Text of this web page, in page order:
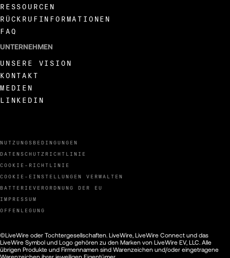
NUTZUNGSBEDINGUNGEN
DATENSCHUTZRICHTLINIE
COOKIE-RICHTLINIE
COOKIE-EINSTELLUNGEN VERWALTEN
BATTERIEVERORDNUNG DER EU
IMPRESSUM
OFFENLEGUNG
RESSOURCEN
RÜCKRUFINFORMATIONEN
FAQ
UNTERNEHMEN
UNSERE VISION
KONTAKT
MEDIEN
LINKEDIN
©LiveWire oder Tochtergesellschaften. LiveWire, LiveWire Connect und das
LiveWire Symbol und Logo gehören zu den Marken von LiveWire EV, LLC. Alle
übrigen Produkte und Firmennamen sind Warenzeichen und/oder eingetragene
Warenzeichen ihrer jeweiligen Eigentümer.